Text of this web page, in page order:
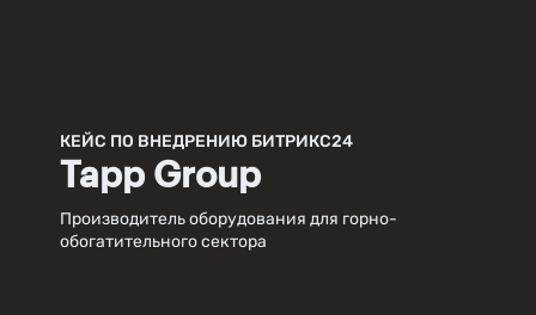
КЕЙС ПО ВНЕДРЕНИЮ БИТРИКС24
Tapp Group
Производитель оборудования для горно-
обогатительного сектора